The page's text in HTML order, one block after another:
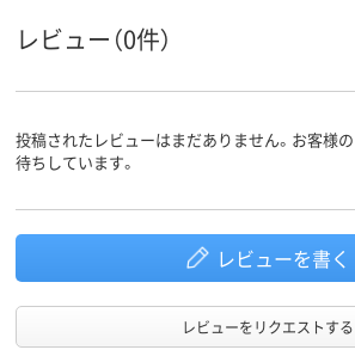
レビュー（0件）
投稿されたレビューはまだありません。お客様
待ちしています。
レビューを書く
レビューをリクエストする